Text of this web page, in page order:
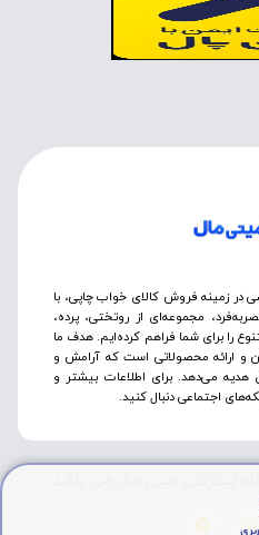
در زمینه فروش کالای خواب چاپی، با
مجموعه‌ای از روتختی‌، پرده،
را برای شما فراهم کرده‌ایم. هدف ما
و ارائه محصولاتی است که آرامش و
هدیه می‌دهد. برای اطلاعات بیشتر و
اجتماعی دنبال کنید.
اینترنتی مینی مال می باشد.